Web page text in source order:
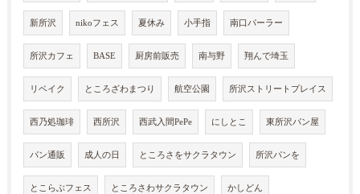
新所沢 nikoフェス 夏休み 小手指 南口パーラー
所沢カフェ BASE 厨房前販売 南与野 翔んで埼玉
リベイク ところざわまつり 航空公園 所沢ストリートプレイス
西乃処珈琲 西所沢 西武入間PePe にしとこ 東所沢パン屋
パン通販 成人の日 ところさをサクラタウン 所沢パンを
とこらぶフェス ところさわサクラタウン かしどん